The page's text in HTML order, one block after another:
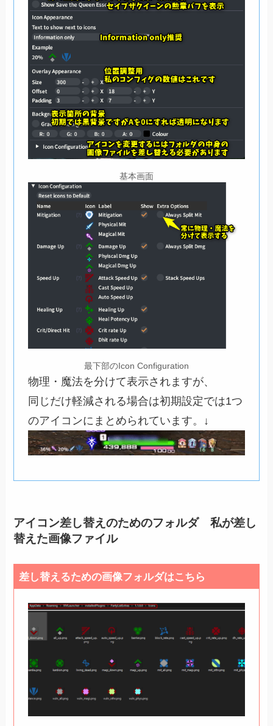
基本画面
最下部のIcon Configuration
物理・魔法を分けて表示されますが、
同じだけ軽減される場合は初期設定では1つ
のアイコンにまとめられています。↓
アイコン差し替えのためのフォルダ 私が差し
替えた画像ファイル
差し替えるための画像フォルダはこちら